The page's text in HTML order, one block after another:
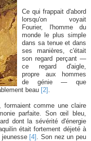
Ce qui frappait d'abord
lorsqu'on voyait
Fourier, l'homme du
monde le plus simple
dans sa tenue et dans
ses manières, c'était
son regard perçant —
ce regard d'aigle,
propre aux hommes
de génie — que
beau [2] .
formaient comme une claire
parfaite. Son œil bleu,
dont la sévérité d'énergie
était fortement déjeté à
[4] . Son nez un peu